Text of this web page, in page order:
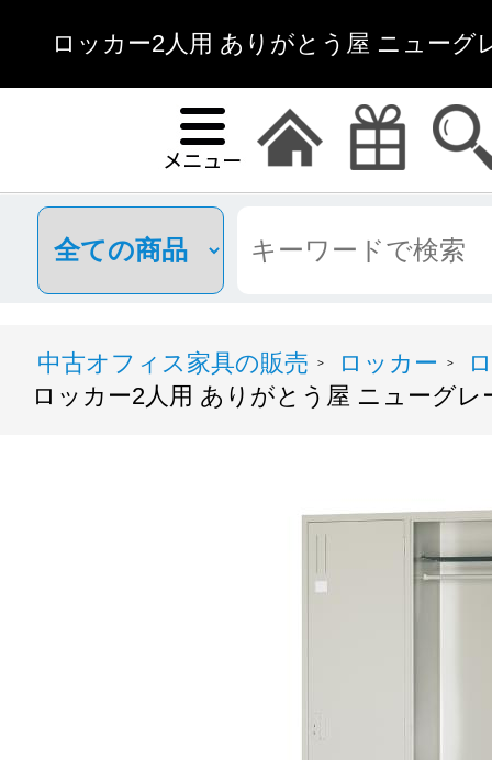
ロッカー2人用 ありがとう屋 ニューグ
中古オフィス家具の販売 > ロッカー >
ロッカー2人用 ありがとう屋 ニューグレ